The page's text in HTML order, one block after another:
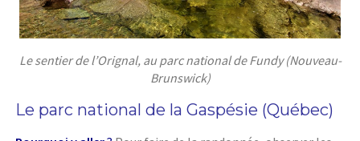
Le sentier de l’Orignal, au parc national de Fundy (Nouveau-
Brunswick)
Le parc national de la Gaspésie (Québec)